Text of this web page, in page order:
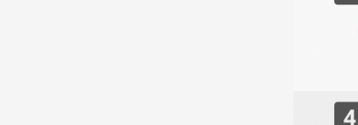
自己分析や性格診断に少しでも興味がある
コーヒーや紅茶を飲みながらコミュニケ